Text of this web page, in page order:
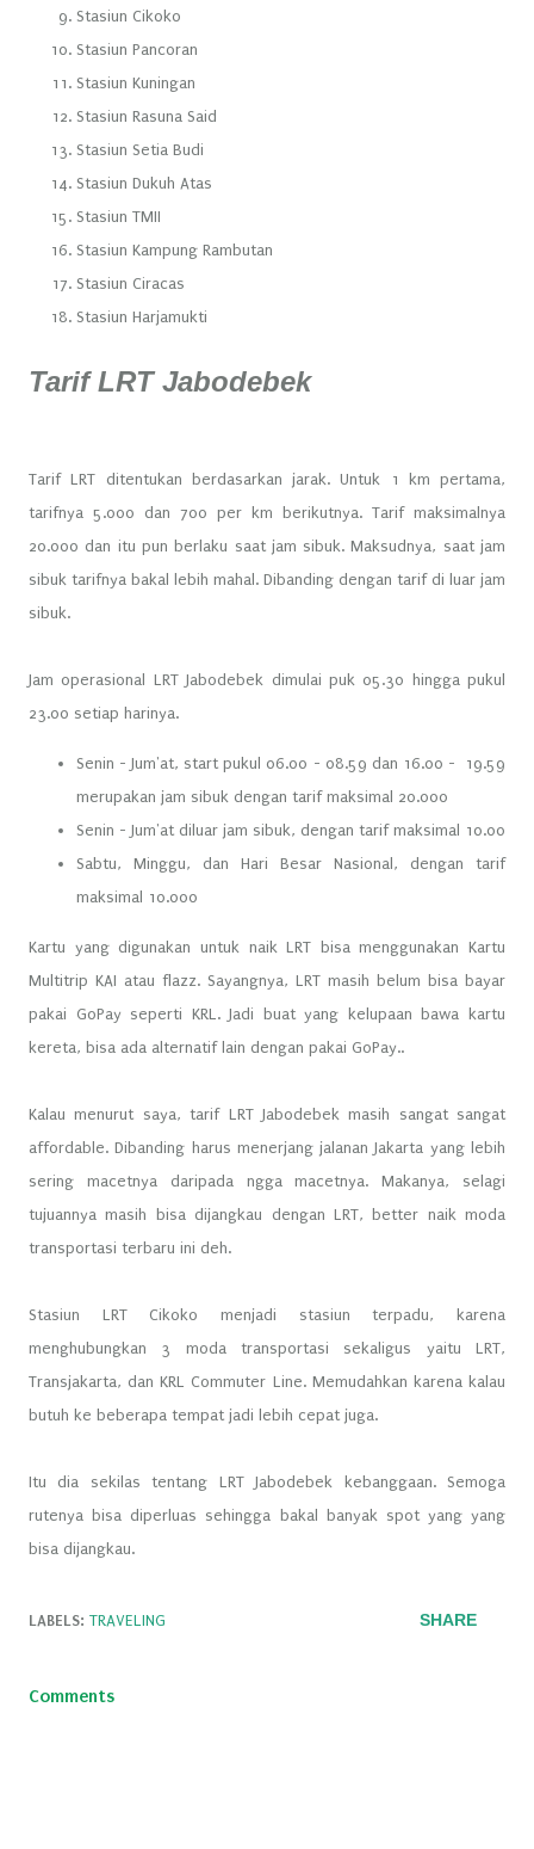
Stasiun Cikoko
Stasiun Pancoran
Stasiun Kuningan
Stasiun Rasuna Said
Stasiun Setia Budi
Stasiun Dukuh Atas
Stasiun TMII
Stasiun Kampung Rambutan
Stasiun Ciracas
Stasiun Harjamukti
Tarif LRT Jabodebek
Tarif LRT ditentukan berdasarkan jarak. Untuk 1 km pertama,
tarifnya 5.000 dan 700 per km berikutnya. Tarif maksimalnya
20.000 dan itu pun berlaku saat jam sibuk. Maksudnya, saat jam
sibuk tarifnya bakal lebih mahal. Dibanding dengan tarif di luar jam
sibuk.
Jam operasional LRT Jabodebek dimulai puk 05.30 hingga pukul
23.00 setiap harinya.
Senin - Jum'at, start pukul 06.00 - 08.59 dan 16.00 - 19.59
merupakan jam sibuk dengan tarif maksimal 20.000
Senin - Jum'at diluar jam sibuk, dengan tarif maksimal 10.00
Sabtu, Minggu, dan Hari Besar Nasional, dengan tarif
maksimal 10.000
Kartu yang digunakan untuk naik LRT bisa menggunakan Kartu
Multitrip KAI atau flazz. Sayangnya, LRT masih belum bisa bayar
pakai GoPay seperti KRL. Jadi buat yang kelupaan bawa kartu
kereta, bisa ada alternatif lain dengan pakai GoPay..
Kalau menurut saya, tarif LRT Jabodebek masih sangat sangat
affordable. Dibanding harus menerjang jalanan Jakarta yang lebih
sering macetnya daripada ngga macetnya. Makanya, selagi
tujuannya masih bisa dijangkau dengan LRT, better naik moda
transportasi terbaru ini deh.
Stasiun LRT Cikoko menjadi stasiun terpadu, karena
menghubungkan 3 moda transportasi sekaligus yaitu LRT,
Transjakarta, dan KRL Commuter Line. Memudahkan karena kalau
butuh ke beberapa tempat jadi lebih cepat juga.
Itu dia sekilas tentang LRT Jabodebek kebanggaan. Semoga
rutenya bisa diperluas sehingga bakal banyak spot yang yang
bisa dijangkau.
LABELS: TRAVELING SHARE
Comments